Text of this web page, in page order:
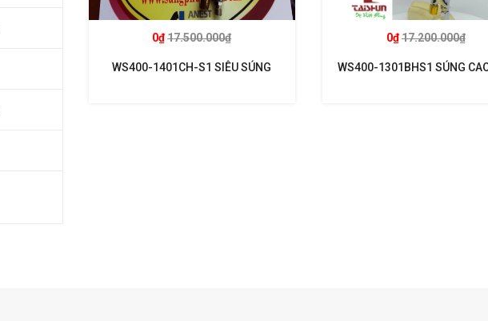
0₫17.500.000₫
WS400-1401CH-S1 SIÊU SÚNG
0₫17.200.000₫
WS400-1301BHS1 SÚNG